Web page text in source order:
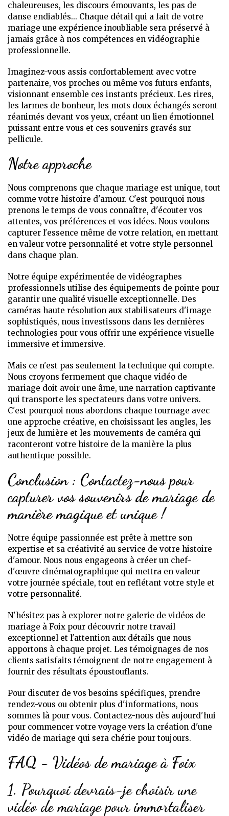
chaleureuses, les discours émouvants, les pas de
danse endiablés... Chaque détail qui a fait de votre
mariage une expérience inoubliable sera préservé à
jamais grâce à nos compétences en vidéographie
professionnelle.
Imaginez-vous assis confortablement avec votre
partenaire, vos proches ou même vos futurs enfants,
visionnant ensemble ces instants précieux. Les rires,
les larmes de bonheur, les mots doux échangés seront
réanimés devant vos yeux, créant un lien émotionnel
puissant entre vous et ces souvenirs gravés sur
pellicule.
Notre approche
Nous comprenons que chaque mariage est unique, tout
comme votre histoire d'amour. C'est pourquoi nous
prenons le temps de vous connaître, d'écouter vos
attentes, vos préférences et vos idées. Nous voulons
capturer l'essence même de votre relation, en mettant
en valeur votre personnalité et votre style personnel
dans chaque plan.
Notre équipe expérimentée de vidéographes
professionnels utilise des équipements de pointe pour
garantir une qualité visuelle exceptionnelle. Des
caméras haute résolution aux stabilisateurs d'image
sophistiqués, nous investissons dans les dernières
technologies pour vous offrir une expérience visuelle
immersive et immersive.
Mais ce n'est pas seulement la technique qui compte.
Nous croyons fermement que chaque vidéo de
mariage doit avoir une âme, une narration captivante
qui transporte les spectateurs dans votre univers.
C'est pourquoi nous abordons chaque tournage avec
une approche créative, en choisissant les angles, les
jeux de lumière et les mouvements de caméra qui
raconteront votre histoire de la manière la plus
authentique possible.
Conclusion : Contactez-nous pour
capturer vos souvenirs de mariage de
manière magique et unique !
Notre équipe passionnée est prête à mettre son
expertise et sa créativité au service de votre histoire
d'amour. Nous nous engageons à créer un chef-
d'œuvre cinématographique qui mettra en valeur
votre journée spéciale, tout en reflétant votre style et
votre personnalité.
N'hésitez pas à explorer notre galerie de vidéos de
mariage à Foix pour découvrir notre travail
exceptionnel et l'attention aux détails que nous
apportons à chaque projet. Les témoignages de nos
clients satisfaits témoignent de notre engagement à
fournir des résultats époustouflants.
Pour discuter de vos besoins spécifiques, prendre
rendez-vous ou obtenir plus d'informations, nous
sommes là pour vous. Contactez-nous dès aujourd'hui
pour commencer votre voyage vers la création d'une
vidéo de mariage qui sera chérie pour toujours.
FAQ - Vidéos de mariage à Foix
1. Pourquoi devrais-je choisir une
vidéo de mariage pour immortaliser